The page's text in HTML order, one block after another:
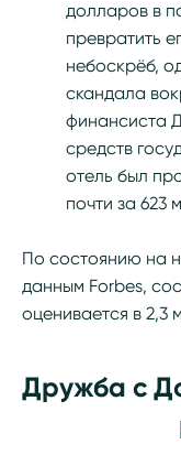
долларов в
превратить
небоскрёб,
скандала
финансиста
средств
отель был
почти за 623
По состоянию на
данным Forbes,
оценивается в 2,3
Дружба с